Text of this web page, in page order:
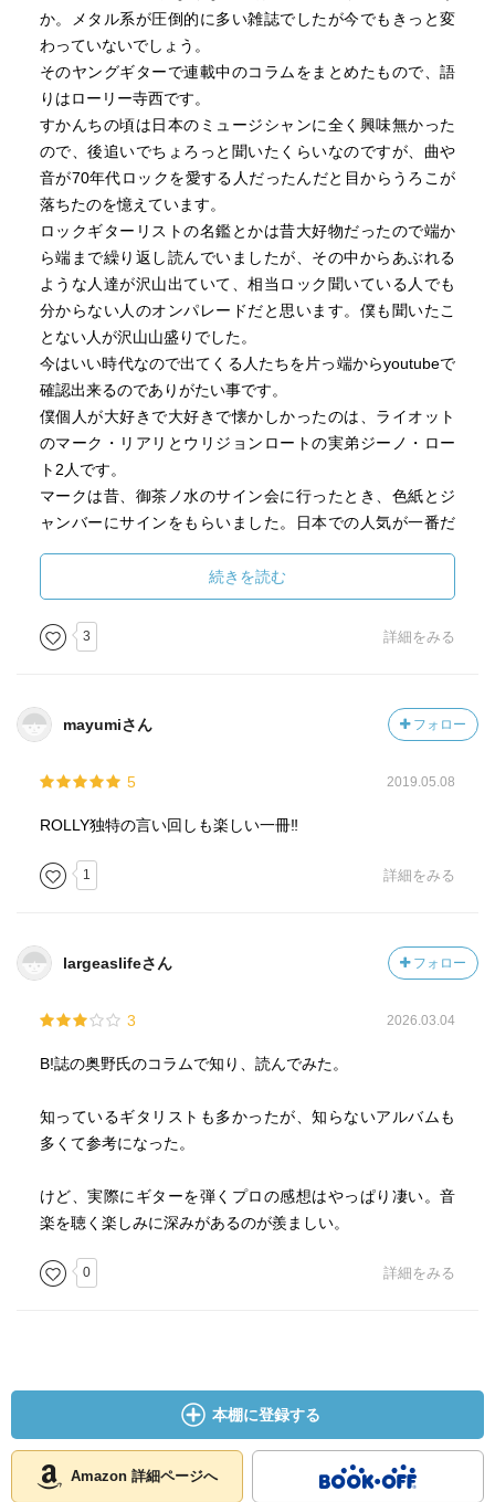
か。メタル系が圧倒的に多い雑誌でしたが今でもきっと変
わっていないでしょう。
そのヤングギターで連載中のコラムをまとめたもので、語
りはローリー寺西です。
すかんちの頃は日本のミュージシャンに全く興味無かった
ので、後追いでちょろっと聞いたくらいなのですが、曲や
音が70年代ロックを愛する人だったんだと目からうろこが
落ちたのを憶えています。
ロックギターリストの名鑑とかは昔大好物だったので端か
ら端まで繰り返し読んでいましたが、その中からあぶれる
ような人達が沢山出ていて、相当ロック聞いている人でも
分からない人のオンパレードだと思います。僕も聞いたこ
とない人が沢山山盛りでした。
今はいい時代なので出てくる人たちを片っ端からyoutubeで
確認出来るのでありがたい事です。
僕個人が大好きで大好きで懐かしかったのは、ライオット
のマーク・リアリとウリジョンロートの実弟ジーノ・ロー
ト2人です。
マークは昔、御茶ノ水のサイン会に行ったとき、色紙とジ
ャンバーにサインをもらいました。日本での人気が一番だ
い人でした。クローン病で亡くなったと聞いた時は寂しか
ったです。
ジーノは冷遇時代が長くて可哀想な人でした。デビューア
ルバムの発売と、ガンズアンドローゼスのデビューアルバ
たんです。物凄く美しい名作だったのに、90年代に再評価
されるまで陽の目を見なかったのが残念でした。
発表曲集が出た時が初体験だったんですが、名曲のオンパ
レードに狂喜したのが懐かしいです。
ったです。既に追っかけていなかったのに現金なもので
す。
ないのですが、バンドレベルでは有名なバンドもいっぱい
入っているので、僕のようにyoutubeで確認して新たなお気
ころ聴き尽くした人に一冊如何でしょうか。
続きを読む
3 詳細をみる
mayumiさん フォロー
5 2019.05.08
ROLLY独特の言い回しも楽しい一冊‼️
1 詳細をみる
largeaslifeさん フォロー
3 2026.03.04
B!誌の奥野氏のコラムで知り、読んでみた。
知っているギタリストも多かったが、知らないアルバムも
多くて参考になった。
けど、実際にギターを弾くプロの感想はやっぱり凄い。音
楽を聴く楽しみに深みがあるのが羨ましい。
0 詳細をみる
本棚に登録する
Amazon 詳細ページへ